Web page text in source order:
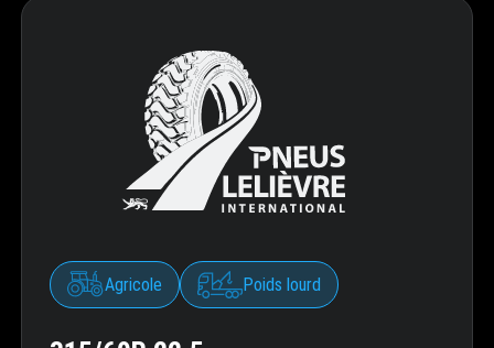
Agricole Poids lourd